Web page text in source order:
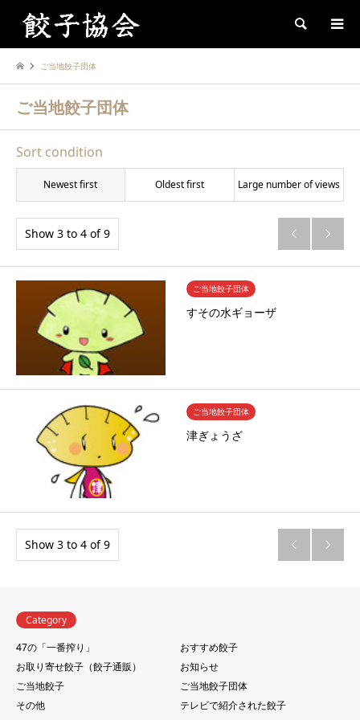
Search
ご当地餃子団体
ご当地餃子団体
Sort condition
Newest first Oldest first Large number of views
Show 3 to 4 of 9  
ご当地餃子団体
すその水ギョーザ
ご当地餃子団体
津ぎょうざ
Show 3 to 4 of 9  
Category
47の「一番搾り」
おすすめ餃子
お取り寄せ餃子（餃子通販）
お知らせ
ご当地餃子
ご当地餃子団体
その他
テレビで紹介された餃子